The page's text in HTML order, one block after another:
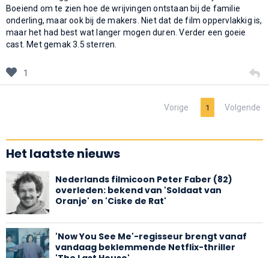
Boeiend om te zien hoe de wrijvingen ontstaan bij de familie
onderling, maar ook bij de makers. Niet dat de film oppervlakkig is,
maar het had best wat langer mogen duren. Verder een goeie
cast. Met gemak 3.5 sterren.
1
Vorige 1 Volgende
Het laatste nieuws
Nederlands filmicoon Peter Faber (82)
overleden: bekend van 'Soldaat van
Oranje' en 'Ciske de Rat'
'Now You See Me'-regisseur brengt vanaf
vandaag beklemmende Netflix-thriller